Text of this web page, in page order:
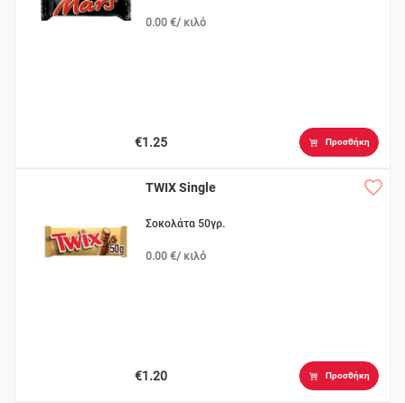
0.00 €/ κιλό
€1.25 Προσθήκη
TWIX Single
Σοκολάτα 50γρ.
0.00 €/ κιλό
€1.20 Προσθήκη